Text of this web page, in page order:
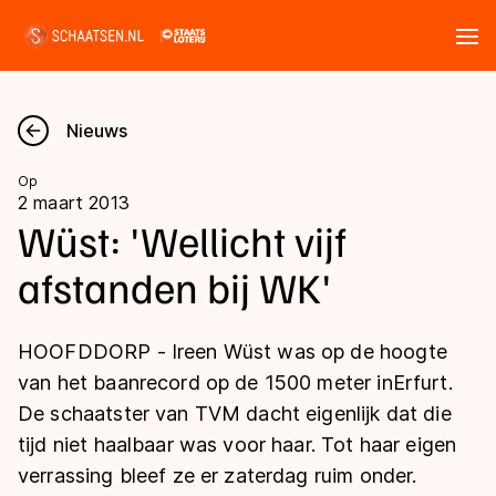
Nieuws
Kalender
Disciplines
Langebaan
Shorttrack
Inlineskaten
Uitslagen
Langebaan
Shorttrack
Marathon
Tijden & historie
Ranglijsten Langebaan
Nieuws
Op
2 maart 2013
Wüst: 'Wellicht vijf
afstanden bij WK'
HOOFDDORP - Ireen Wüst was op de hoogte
van het baanrecord op de 1500 meter inErfurt.
De schaatster van TVM dacht eigenlijk dat die
tijd niet haalbaar was voor haar. Tot haar eigen
verrassing bleef ze er zaterdag ruim onder.